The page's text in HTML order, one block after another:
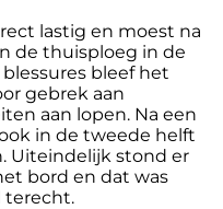
lastig en moest na
de thuisploeg in de
bleef het
gebrek aan
aan lopen. Na een
in de tweede helft
Uiteindelijk stond er
bord en dat was
terecht.